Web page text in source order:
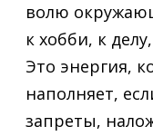
волю
к хобби, к
Это энергия,
наполняет,
запреты,